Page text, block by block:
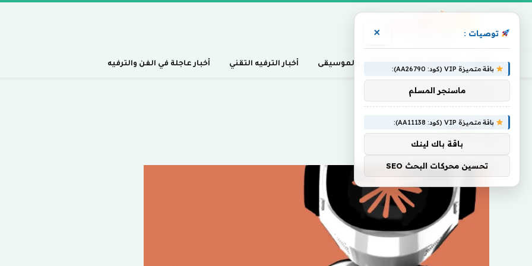
أخبار السينما، التلفزيون، والموسيقى أخبار الترفيه التقني أخبار عاجلة في الفن والترفيه
»مضاءة
مضاءة
توصيات : ×
باقة متميزة VIP (كود: AA26790):
ماسنجر المسلم
باقة متميزة VIP (كود: AA11138):
باقة باك لينك
تحسين محركات البحث SEO